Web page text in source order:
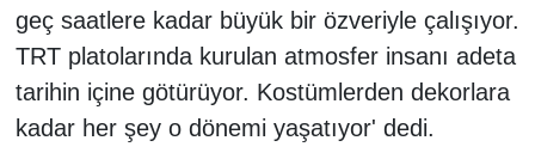
geç saatlere kadar büyük bir özveriyle çalışıyor.
TRT platolarında kurulan atmosfer insanı adeta
tarihin içine götürüyor. Kostümlerden dekorlara
kadar her şey o dönemi yaşatıyor' dedi.